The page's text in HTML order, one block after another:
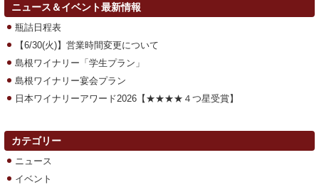
ニュース＆イベント最新情報
瓶詰日程表
【6/30(火)】営業時間変更について
島根ワイナリー「学生プラン」
島根ワイナリー宴会プラン
日本ワイナリーアワード2026【★★★★４つ星受賞】
カテゴリー
ニュース
イベント